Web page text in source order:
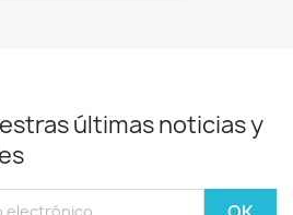
últimas noticias y